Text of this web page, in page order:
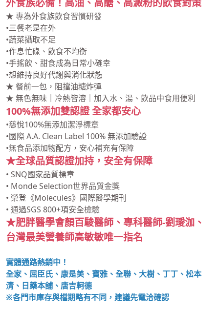
★ 專為外食族飲食習慣研發
•三餐老是在外
•蔬菜攝取不足
•作息忙碌、飲食不均衡
•手搖飲、甜食成為日常小確幸
•想維持良好代謝與消化狀態
★ 餐前一包，阻擋油糖炸彈
★ 無色無味｜冷熱皆溶｜加入水、湯、飲品中食用便利
100%無添加雙認證 全家都安心
•慈悅100%無添加潔淨標章
•國際 A.A. Clean Label 100% 無添加驗證
•無食品添加物配方，安心補充有保障
★全球品質認證加持，安全有保障
• SNQ國家品質標章
• Monde Selection世界品質金獎
• 榮登《Molecules》國際醫學期刊
• 通過SGS 800+項安全檢驗
★肥胖醫學會顏百駿醫師、專科醫師-劉璦泇、
台灣最美營養師高敏敏唯一指名
全家、屈臣氏、康是美、寶雅、全聯、大樹、丁丁、松本
清、日藥本舖、唐吉軻德
※各門市庫存與檔期略有不同，建議先電洽確認